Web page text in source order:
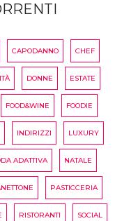
CAPODANNO CHEF
DONNE ESTATE
FOOD&WINE FOODIE
INDIRIZZI LUXURY
ADATTIVA NATALE
PASTICCERIA
RISTORANTI SOCIAL